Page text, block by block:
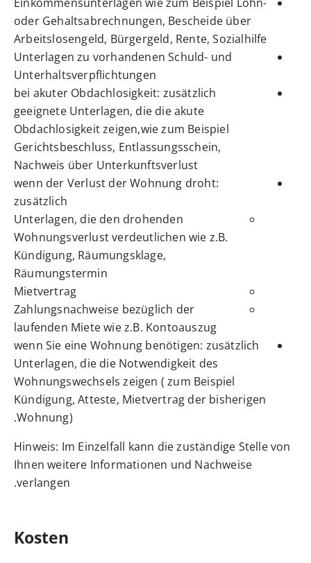
oder Gehaltsabrechnungen, Bescheide über
Arbeitslosengeld, Bürgergeld, Rente, Sozialhilfe
Unterlagen zu vorhandenen Schuld- und
Unterhaltsverpflichtungen
bei akuter Obdachlosigkeit: zusätzlich
geeignete Unterlagen, die die akute
Obdachlosigkeit zeigen,wie zum Beispiel
Gerichtsbeschluss, Entlassungsschein,
Nachweis über Unterkunftsverlust
wenn der Verlust der Wohnung droht:
zusätzlich
Unterlagen, die den drohenden
Wohnungsverlust verdeutlichen wie z.B.
Kündigung, Räumungsklage,
Räumungstermin
Mietvertrag
Zahlungsnachweise bezüglich der
laufenden Miete wie z.B. Kontoauszug
wenn Sie eine Wohnung benötigen: zusätzlich
Unterlagen, die die Notwendigkeit des
Wohnungswechsels zeigen ( zum Beispiel
Kündigung, Atteste, Mietvertrag der bisherigen
Wohnung).
Hinweis: Im Einzelfall kann die zuständige Stelle von
Ihnen weitere Informationen und Nachweise
verlangen.
Kosten